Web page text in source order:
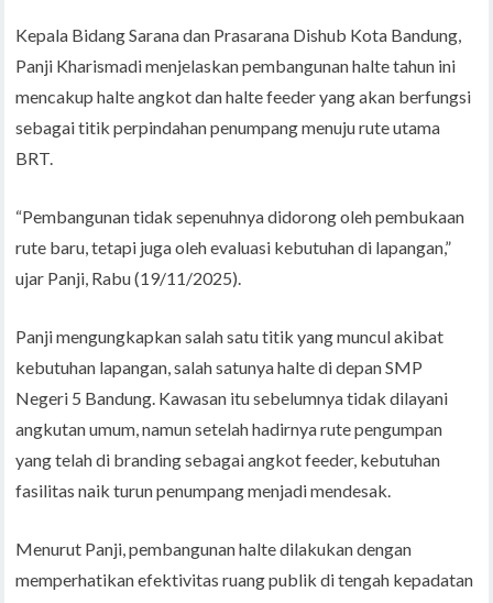
Kepala Bidang Sarana dan Prasarana Dishub Kota Bandung,
Panji Kharismadi menjelaskan pembangunan halte tahun ini
mencakup halte angkot dan halte feeder yang akan berfungsi
sebagai titik perpindahan penumpang menuju rute utama
BRT.
“Pembangunan tidak sepenuhnya didorong oleh pembukaan
rute baru, tetapi juga oleh evaluasi kebutuhan di lapangan,”
ujar Panji, Rabu (19/11/2025).
Panji mengungkapkan salah satu titik yang muncul akibat
kebutuhan lapangan, salah satunya halte di depan SMP
Negeri 5 Bandung. Kawasan itu sebelumnya tidak dilayani
angkutan umum, namun setelah hadirnya rute pengumpan
yang telah di branding sebagai angkot feeder, kebutuhan
fasilitas naik turun penumpang menjadi mendesak.
Menurut Panji, pembangunan halte dilakukan dengan
memperhatikan efektivitas ruang publik di tengah kepadatan